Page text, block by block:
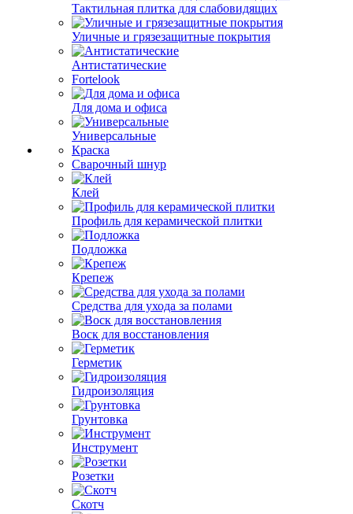
Тактильная плитка для слабовидящих
Уличные и грязезащитные покрытия
Антистатические
Fortelook
Для дома и офиса
Универсальные
Краска
Сварочный шнур
Клей
Профиль для керамической плитки
Подложка
Крепеж
Средства для ухода за полами
Воск для восстановления
Герметик
Гидроизоляция
Грунтовка
Инструмент
Розетки
Скотч